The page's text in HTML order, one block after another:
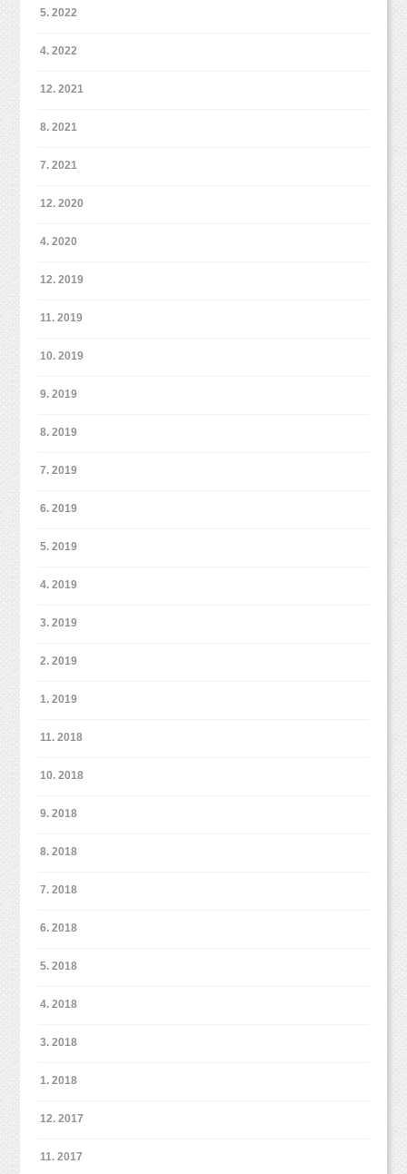
今回初開催なので、
ませんが、
着ぐるみやくまのぬいぐるみをお借りして
ご予約やお問い合わせは
んので、
https://photobase.me/session/190121kuma.php
5. 2022
4. 2022
12. 2021
8. 2021
7. 2021
12. 2020
4. 2020
12. 2019
11. 2019
10. 2019
9. 2019
8. 2019
7. 2019
6. 2019
5. 2019
4. 2019
3. 2019
2. 2019
1. 2019
11. 2018
10. 2018
9. 2018
8. 2018
7. 2018
6. 2018
5. 2018
4. 2018
3. 2018
1. 2018
12. 2017
11. 2017